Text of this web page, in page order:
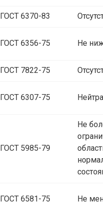
ГОСТ 6370-83
ГОСТ 6356-75 Не
ГОСТ 7822-75
ГОСТ 6307-75
ГОСТ 5985-79
Не
ГОСТ 6581-75 Не